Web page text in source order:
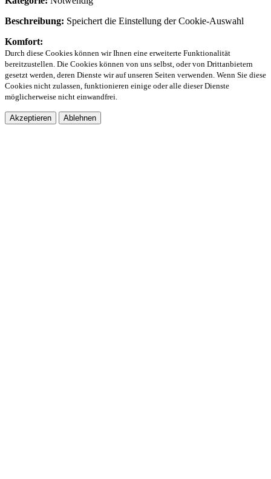
Beschreibung: Speichert die Einstellung der Cookie-Auswahl
Komfort:
Durch diese Cookies können wir Ihnen eine erweiterte Funktionalität
bereitzustellen. Die Cookies können von uns selbst, oder von Drittanbietern
gesetzt werden, deren Dienste wir auf unseren Seiten verwenden. Wenn Sie diese
Cookies nicht zulassen, funktionieren einige oder alle dieser Dienste
möglicherweise nicht einwandfrei.
Akzeptieren Ablehnen